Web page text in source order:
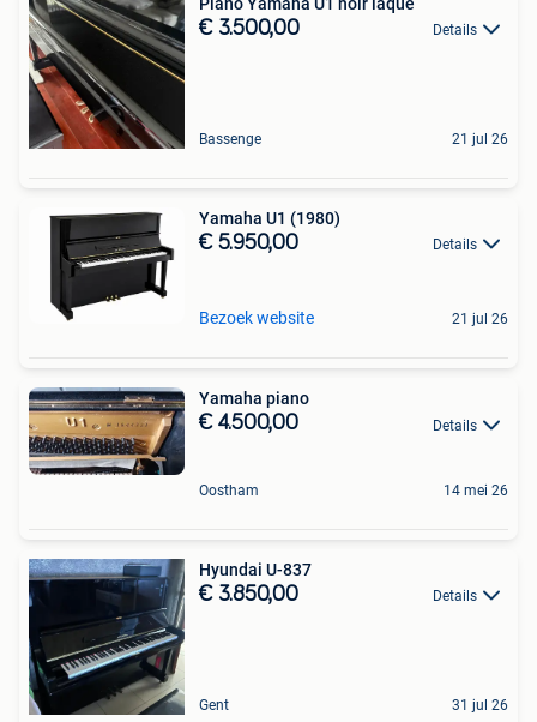
€ 3.500,00 Details
Bassenge 21 jul 26
Yamaha U1 (1980)
€ 5.950,00 Details
Bezoek website 21 jul 26
Yamaha piano
€ 4.500,00 Details
Oostham 14 mei 26
Hyundai U-837
€ 3.850,00 Details
Gent 31 jul 26